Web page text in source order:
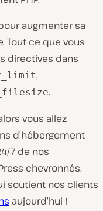
augmenter sa
Tout ce que vous
directives dans
,
.
vous allez
d’hébergement
7 de nos
chevronnés.
soutient nos clients
aujourd’hui !